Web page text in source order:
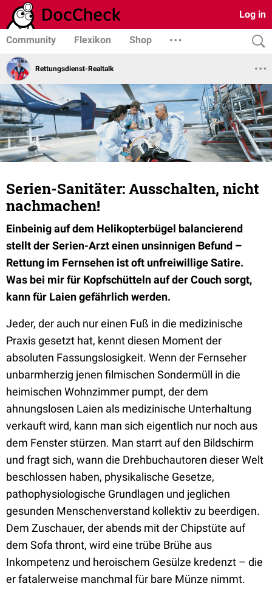
Log in
Community Flexikon Shop
Rettungsdienst-Realtalk
Serien-Sanitäter: Ausschalten, nicht
nachmachen!
Einbeinig auf dem Helikopterbügel balancierend
stellt der Serien-Arzt einen unsinnigen Befund –
Rettung im Fernsehen ist oft unfreiwillige Satire.
Was bei mir für Kopfschütteln auf der Couch sorgt,
kann für Laien gefährlich werden.
Jeder, der auch nur einen Fuß in die medizinische
Praxis gesetzt hat, kennt diesen Moment der
absoluten Fassungslosigkeit. Wenn der Fernseher
unbarmherzig jenen filmischen Sondermüll in die
heimischen Wohnzimmer pumpt, der dem
ahnungslosen Laien als medizinische Unterhaltung
verkauft wird, kann man sich eigentlich nur noch aus
dem Fenster stürzen. Man starrt auf den Bildschirm
und fragt sich, wann die Drehbuchautoren dieser Welt
beschlossen haben, physikalische Gesetze,
pathophysiologische Grundlagen und jeglichen
gesunden Menschenverstand kollektiv zu beerdigen.
Dem Zuschauer, der abends mit der Chipstüte auf
dem Sofa thront, wird eine trübe Brühe aus
Inkompetenz und heroischem Gesülze kredenzt – die
er fatalerweise manchmal für bare Münze nimmt.